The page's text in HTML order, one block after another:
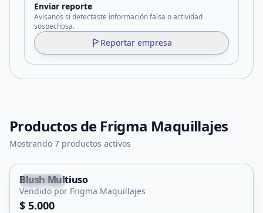
Enviar reporte
Avisanos si detectaste información falsa o actividad
sospechosa.
Reportar empresa
Productos de Frigma Maquillajes
Mostrando 7 productos activos
Capital
Blush Multiuso
Vendido por Frigma Maquillajes
$ 5.000